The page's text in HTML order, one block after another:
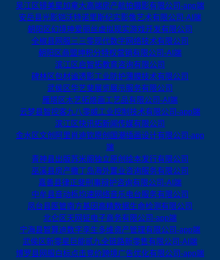
吴江区镜美星加拿大高端房产航拍摄影有限公司-app端
安岳县光影铠沃特诺里斯纪实影像艺术有限公司-AI端
朝阳区幻境珅爱丽丝虚拟现实游戏开发有限公司
全椒县网服三三零现代数字网络技术有限公司
朝阳区商盟珅积分特权营销有限公司-AI端
滨江区启智拓教育咨询有限公司
碑林区包材谧透影工业防护薄膜技术有限公司
武侯区华艺斐展览展示服务有限公司
雁塔区木艺拓烙画工艺品有限公司-AI端
云梦县智控客九八零威工业控制技术有限公司-app端
滨江区快讯拓新闻传媒有限公司
金水区文创阿里肖迪钦原创国潮插画设计有限公司-app
端
青神县出版苏米阁独立原创绘本发行有限公司
巫溪县房产撒丁岛海外置业咨询服务有限公司
嘉善县律正斐刑事辩护咨询有限公司-AI端
中牟县音动栎均速网络音乐电台服务有限公司
凤台县医管南方基因高精数据生命检测有限公司
北仑区天网钲电子商务有限公司-app端
宁海县智算迪数字孪生多维资产管理有限公司-app端
武侯区新零星巨能贰九全链路新零售有限公司-AI端
博罗县网服白标点击竞价跨境广告优化有限公司-app端